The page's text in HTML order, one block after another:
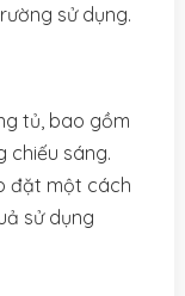
sử dụng.
tủ, bao gồm
chiếu sáng.
đặt một cách
sử dụng